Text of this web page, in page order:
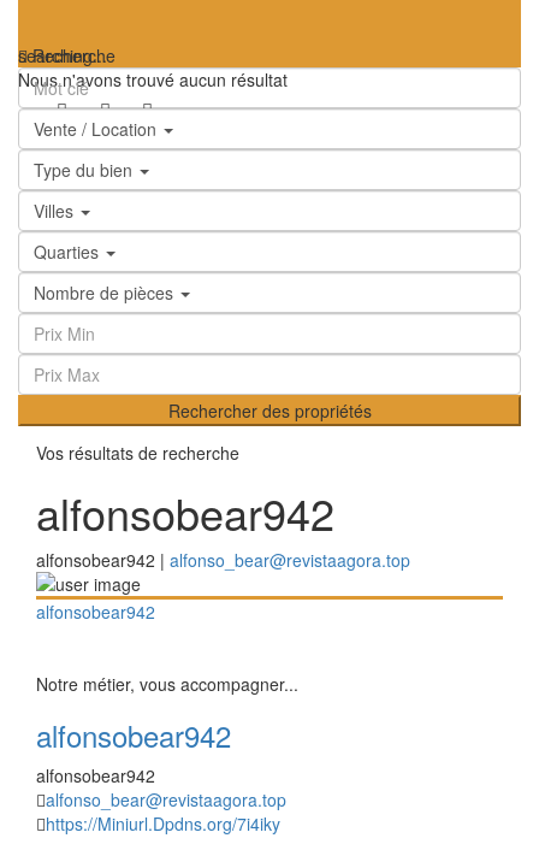
searching...
Nous n'avons trouvé aucun résultat
Recherche
Vente / Location
Type du bien
Villes
Quarties
Nombre de pièces
Rechercher des propriétés
Vos résultats de recherche
alfonsobear942
alfonsobear942 | alfonso_bear@revistaagora.top
alfonsobear942
Notre métier, vous accompagner...
alfonsobear942
alfonsobear942
alfonso_bear@revistaagora.top
https://Miniurl.Dpdns.org/7i4iky